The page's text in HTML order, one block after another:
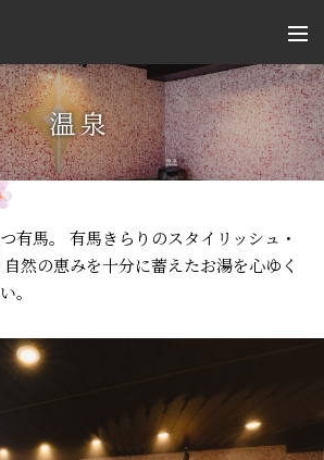
温泉
有馬。
有馬きらりのスタイリッシュ・
自然の恵みを十分に蓄えたお湯を心ゆく
。